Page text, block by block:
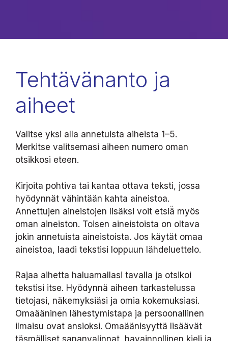
Tehtävänanto ja
aiheet
Valitse yksi alla annetuista aiheista 1–5.
Merkitse valitsemasi aiheen numero oman
otsikkosi eteen.
Kirjoita pohtiva tai kantaa ottava teksti, jossa
hyödynnät vähintään kahta aineistoa.
Annettujen aineistojen lisäksi voit etsiä̈ myös
oman aineiston. Toisen aineistoista on oltava
jokin annetuista aineistoista. Jos käytät omaa
aineistoa, laadi tekstisi loppuun lähdeluettelo.
Rajaa aihetta haluamallasi tavalla ja otsikoi
tekstisi itse. Hyödynnä aiheen tarkastelussa
tietojasi, näkemyksiäsi ja omia kokemuksiasi.
Omaääninen lähestymistapa ja persoonallinen
ilmaisu ovat ansioksi. Omaäänisyyttä lisäävät